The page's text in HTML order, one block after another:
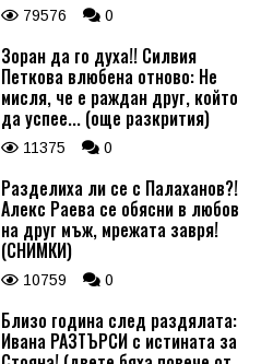
79576 0
Зоран да го духа!! Силвия
Петкова влюбена отново: Не
мисля, че е раждан друг, който
да успее... (още разкрития)
11375 0
Разделиха ли се с Палаханов?!
Алекс Раева се обясни в любов
на друг мъж, мрежата завря!
(СНИМКИ)
10759 0
Близо година след раздялата:
Ивана РАЗТЪРСИ с истината за